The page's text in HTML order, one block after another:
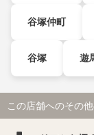
谷塚仲町
谷塚 遊
この店舗へのその